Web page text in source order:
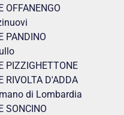
OFFANENGO
PANDINO
PIZZIGHETTONE
RIVOLTA D'ADDA
di Lombardia
SONCINO